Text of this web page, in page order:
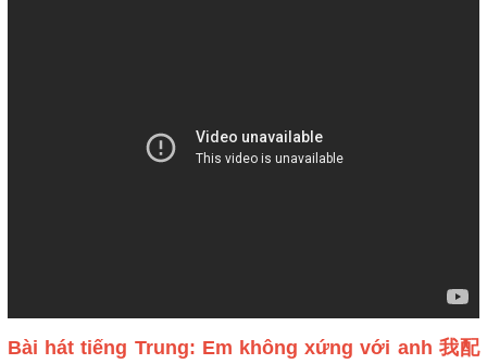
Bài hát tiếng Trung: Em không xứng với anh 我配